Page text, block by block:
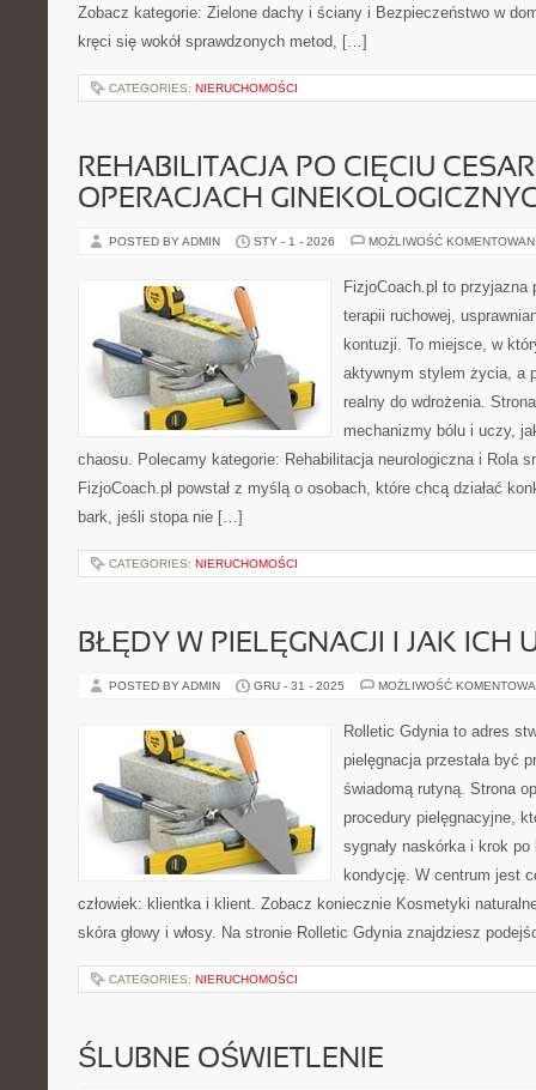
Zobacz kategorie: Zielone dachy i ściany i Bezpieczeństwo w
kręci się wokół sprawdzonych metod, […]
CATEGORIES: NIERUCHOMOŚCI
REHABILITACJA PO CIĘCIU
OPERACJACH
POSTED BY ADMIN STY - 1 - 2026 MOŻLIWOŚĆ
FizjoCoach.pl to przyjazna
terapii ruchowej,
kontuzji. To miejsce, w
aktywnym stylem życia, a
realny do wdrożenia.
mechanizmy bólu i uczy,
chaosu. Polecamy kategorie: Rehabilitacja neurologiczna i Rola
FizjoCoach.pl powstał z myślą o osobach, które chcą działać
bark, jeśli stopa nie […]
CATEGORIES: NIERUCHOMOŚCI
BŁĘDY W PIELĘGNACJI I JAK ICH
POSTED BY ADMIN GRU - 31 - 2025 MOŻLIWOŚĆ
Rolletic Gdynia to adres
pielęgnacja przestała być
świadomą rutyną. Strona
procedury pielęgnacyjne,
sygnały naskórka i krok
kondycję. W centrum jest
człowiek: klientka i klient. Zobacz koniecznie Kosmetyki
skóra głowy i włosy. Na stronie Rolletic Gdynia znajdziesz
CATEGORIES: NIERUCHOMOŚCI
ŚLUBNE OŚWIETLENIE